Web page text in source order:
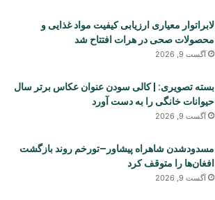
لابراتوار معیاری ارزیابی کیفیت مواد غذایی و
محصولات صحی در هرات افتتاح شد
آگست 9, 2026
بسته تصویری: | کالی سودن عنوان عکاس برتر سال
حیوانات خانگی را به دست آورد
آگست 9, 2026
مسدودشدن شاهراه پیشاور–تورخم روند بازگشت
افغان‌ها را متوقف کرد
آگست 9, 2026